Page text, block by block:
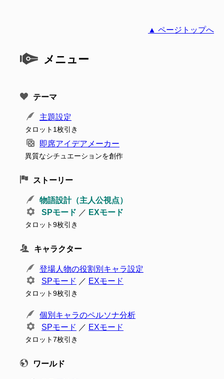
▲ ページトップへ
メニュー
テーマ
主題設定
タロット1枚引き
即席アイデアメーカー
異質なシチュエーションを創作
ストーリー
物語設計（主人公視点）
SPモード ／ EXモード
タロット9枚引き
キャラクター
登場人物の役割別キャラ設定
SPモード ／ EXモード
タロット9枚引き
個別キャラのペルソナ分析
SPモード ／ EXモード
タロット7枚引き
ワールド